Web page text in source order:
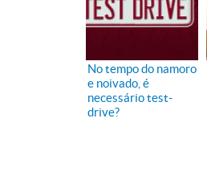
No tempo do namoro
e noivado, é
necessário test-
drive?